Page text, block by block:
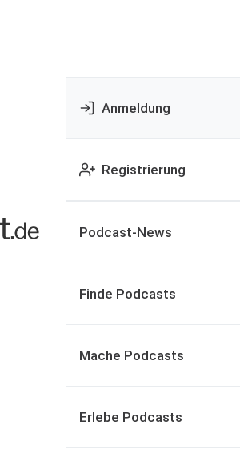
Anmeldung
Registrierung
Podcast-News
Finde Podcasts
Mache Podcasts
Erlebe Podcasts